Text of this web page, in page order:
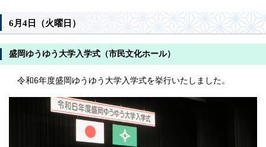
6月4日（火曜日）
盛岡ゆうゆう大学入学式（市民文化ホール）
令和6年度盛岡ゆうゆう大学入学式を挙行いたしました。